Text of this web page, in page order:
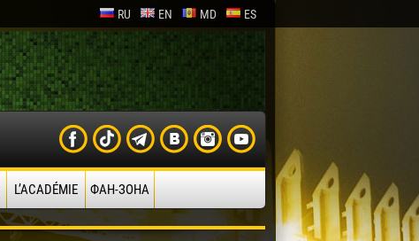
RU EN MD ES
L’ACADÉMIE ФАН-ЗОНА